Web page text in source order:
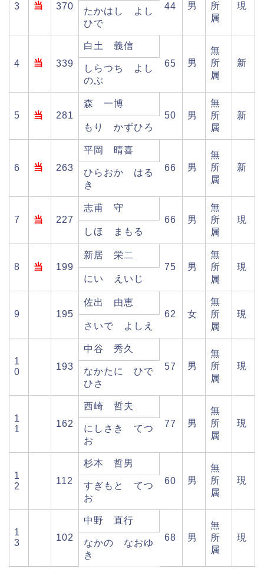
3 当 370
44
男
所
属
現
たかはし よし
ひで
4 当 339
白土 義信
65
男
無
所
属
新
しらつち よし
のぶ
5 当 281
森 一博
50
男
無
所
属
新
もり かずひろ
6 当 263
平岡 晴喜
66
男
無
所
属
新
ひらおか はる
き
7 当 227
志甫 守
66
男
無
所
属
現
しほ まもる
8 当 199
新居 栄二
75
男
無
所
属
現
にい えいじ
9 195
佐出 由恵
62
女
無
所
属
現
さいで よしえ
1
0
193
中谷 秀久
57
男
無
所
属
現
なかたに ひで
ひさ
1
1
162
西崎 哲夫
77
男
無
所
属
現
にしさき てつ
お
1
2
112
杉本 哲男
60
男
無
所
属
現
すぎもと てつ
お
1
3
102
中野 直行
68
男
無
所
属
現
なかの なおゆ
き